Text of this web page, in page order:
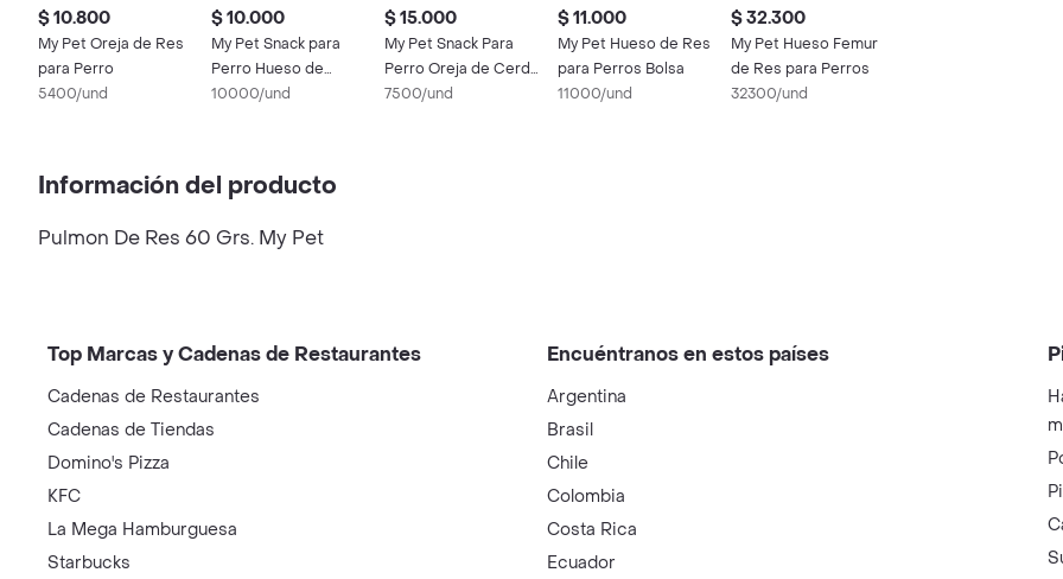
$ 10.800
My Pet Oreja de Res
para Perro
5400/und
$ 10.000
My Pet Snack para
Perro Hueso de
Cerdo
10000/und
$ 15.000
My Pet Snack Para
Perro Oreja de Cerdo
Ref. 0058
7500/und
$ 11.000
My Pet Hueso de Res
para Perros Bolsa
11000/und
$ 32.300
My Pet Hueso Femur
de Res para Perros
32300/und
Información del producto
Pulmon De Res 60 Grs. My Pet
Top Marcas y Cadenas de Restaurantes
Cadenas de Restaurantes
Cadenas de Tiendas
Domino's Pizza
KFC
La Mega Hamburguesa
Starbucks
Encuéntranos en estos países
Argentina
Brasil
Chile
Colombia
Costa Rica
Ecuador